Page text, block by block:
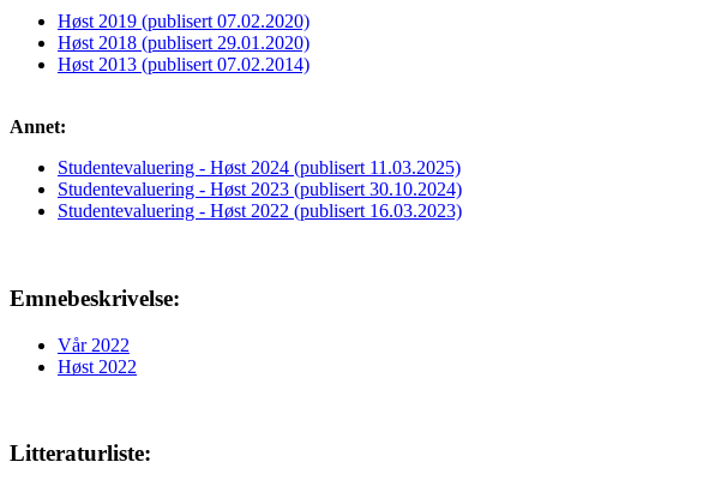
Høst 2019 (publisert 07.02.2020)
Høst 2018 (publisert 29.01.2020)
Høst 2013 (publisert 07.02.2014)
Annet:
Studentevaluering - Høst 2024 (publisert 11.03.2025)
Studentevaluering - Høst 2023 (publisert 30.10.2024)
Studentevaluering - Høst 2022 (publisert 16.03.2023)
Emnebeskrivelse:
Vår 2022
Høst 2022
Litteraturliste: